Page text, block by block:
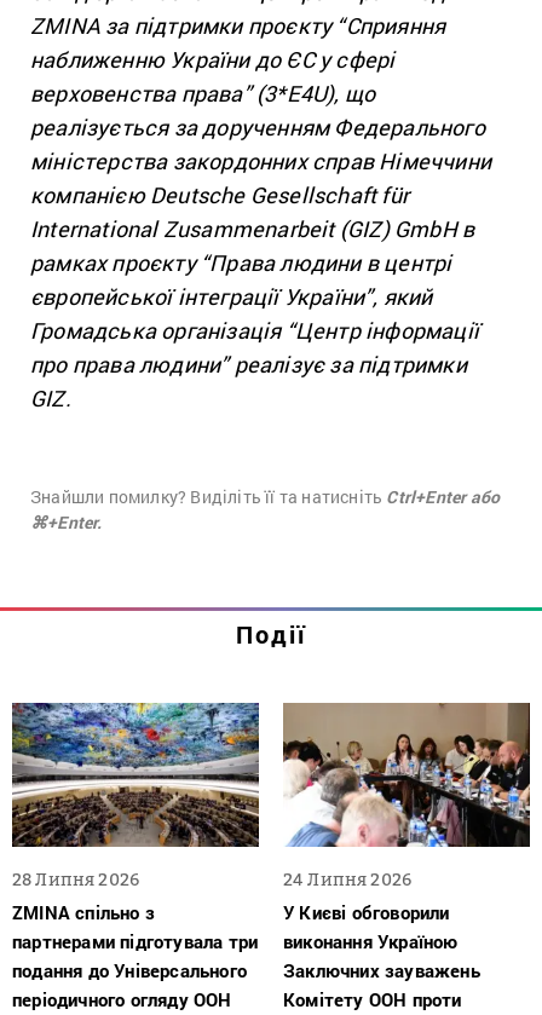
ZMINA за підтримки проєкту “Сприяння
наближенню України до ЄС у сфері
верховенства права” (3*E4U), що
реалізується за дорученням Федерального
міністерства закордонних справ Німеччини
компанією Deutsche Gesellschaft für
International Zusammenarbeit (GIZ) GmbH в
рамках проєкту “Права людини в центрі
європейської інтеграції України”, який
Громадська організація “Центр інформації
про права людини” реалізує за підтримки
GIZ.
Знайшли помилку? Виділіть її та натисніть Ctrl+Enter або
⌘+Enter.
Події
28 Липня 2026
ZMINA спільно з
партнерами підготувала три
подання до Універсального
періодичного огляду ООН
24 Липня 2026
У Києві обговорили
виконання Україною
Заключних зауважень
Комітету ООН проти